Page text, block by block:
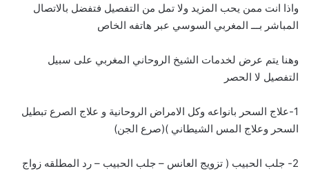
واذا انت ممن يحب المزيد ولا تمل من التفصيل فتفضل بالاتصال
المباشر بـــ المغربي السوسي عبر هاتفه الخاص
وهنا يتم عرض لخدمات الشيخ الروحاني المغربي على سبيل
التفصيل لا الحصر
1-علاج السحر بانواعه وكل الامراض الروحانية و علاج الصرع تبطيل
السحر وعلاج المس الشيطاني )(صرع الجن)
2- جلب الحبيب ( تزويج العانس – جلب الحبيب – رد المطلقه زواج